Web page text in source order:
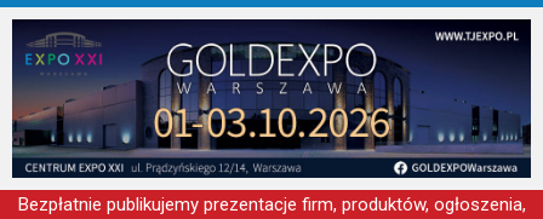
Bezpłatnie publikujemy prezentacje firm, produktów, ogłoszenia,